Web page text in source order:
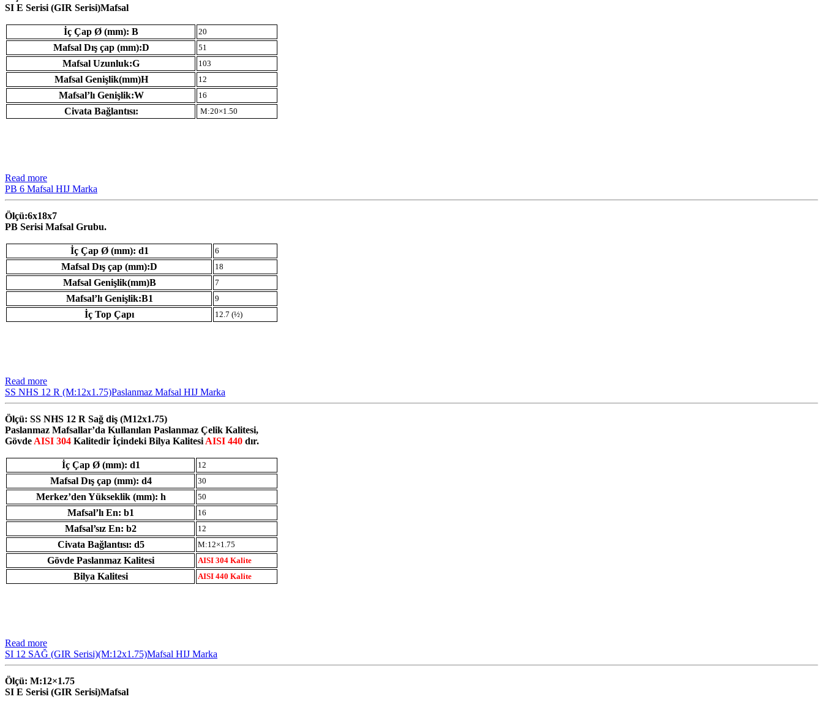
SI E Serisi (GIR Serisi)Mafsal
İç Çap Ø (mm): B 20
Mafsal Dış çap (mm):D 51
Mafsal Uzunluk:G 103
Mafsal Genişlik(mm)H 12
Mafsal’lı Genişlik:W 16
Civata Bağlantısı: M:20×1.50
Read more
PB 6 Mafsal HIJ Marka
Ölçü:6x18x7
PB Serisi Mafsal Grubu.
İç Çap Ø (mm): d1 6
Mafsal Dış çap (mm):D 18
Mafsal Genişlik(mm)B 7
Mafsal’lı Genişlik:B1 9
İç Top Çapı 12.7 (½)
Read more
SS NHS 12 R (M:12x1.75)Paslanmaz Mafsal HIJ Marka
Ölçü: SS NHS 12 R Sağ diş (M12x1.75)
Paslanmaz Mafsallar’da Kullanılan Paslanmaz Çelik Kalitesi,
Gövde AISI 304 Kalitedir İçindeki Bilya Kalitesi AISI 440 dır.
İç Çap Ø (mm): d1 12
Mafsal Dış çap (mm): d4 30
Merkez’den Yükseklik (mm): h 50
Mafsal’lı En: b1 16
Mafsal’sız En: b2 12
Civata Bağlantısı: d5 M:12×1.75
Gövde Paslanmaz Kalitesi AISI 304 Kalite
Bilya Kalitesi AISI 440 Kalite
Read more
SI 12 SAĞ (GIR Serisi)(M:12x1.75)Mafsal HIJ Marka
Ölçü: M:12×1.75
SI E Serisi (GIR Serisi)Mafsal